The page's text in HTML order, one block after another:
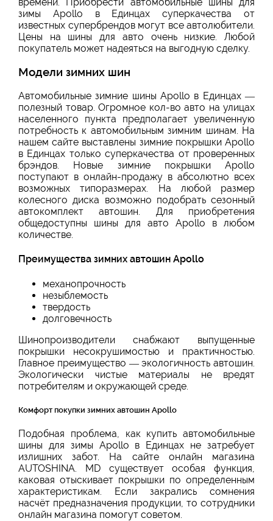
зимы Apollo в Единцах суперкачества от
известных супербрендов могут все автолюбители.
Цены на шины для авто очень низкие. Любой
покупатель может надеяться на выгодную сделку.
Модели зимних шин
Автомобильные зимние шины Apollo в Единцах —
полезный товар. Огромное кол-во авто на улицах
населенного пункта предполагает увеличенную
потребность к автомобильным зимним шинам. На
нашем сайте выставлены зимние покрышки Apollo
в Единцах только суперкачества от проверенных
брэндов. Новые зимние покрышки Apollo
поступают в онлайн-продажу в абсолютно всех
возможных типоразмерах. На любой размер
колесного диска возможно подобрать сезонный
автокомплект автошин. Для приобретения
общедоступны шины для авто Apollo в любом
количестве.
Преимущества зимних автошин Apollo
механопрочность
незыблемость
твердость
долговечность
Шинопроизводители снабжают выпущенные
покрышки несокрушимостью и практичностью.
Главное преимущество — экологичность автошин.
Экологически чистые материалы не вредят
потребителям и окружающей среде.
Комфорт покупки зимних автошин Apollo
Подобная проблема, как купить автомобильные
шины для зимы Apollo в Единцах не затребует
излишних забот. На сайте онлайн магазина
AUTOSHINA. MD существует особая функция,
каковая отыскивает покрышки по определенным
характеристикам. Если закрались сомнения
насчёт предназначения продукции, то сотрудники
онлайн магазина помогут советом.